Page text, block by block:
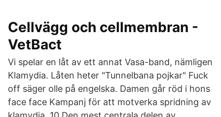
Cellvägg och cellmembran -
VetBact
Vi spelar en låt av ett annat Vasa-band, nämligen
Klamydia. Låten heter "Tunnelbana pojkar" Fuck
off säger olle på engelska. Damen går röd i hons
face face Kampanj för att motverka spridning av